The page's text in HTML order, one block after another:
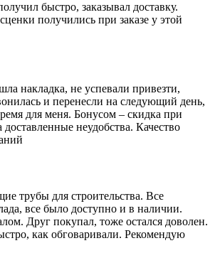
быстро, заказывал доставку.
получились при заказе у этой
накладка, не успевали привезти,
и перенесли на следующий день,
для меня. Бонусом – скидка при
доставленные неудобства. Качество
трубы для строительства. Все
все было доступно и в наличии.
Друг покупал, тоже остался доволен.
как обговаривали. Рекомендую